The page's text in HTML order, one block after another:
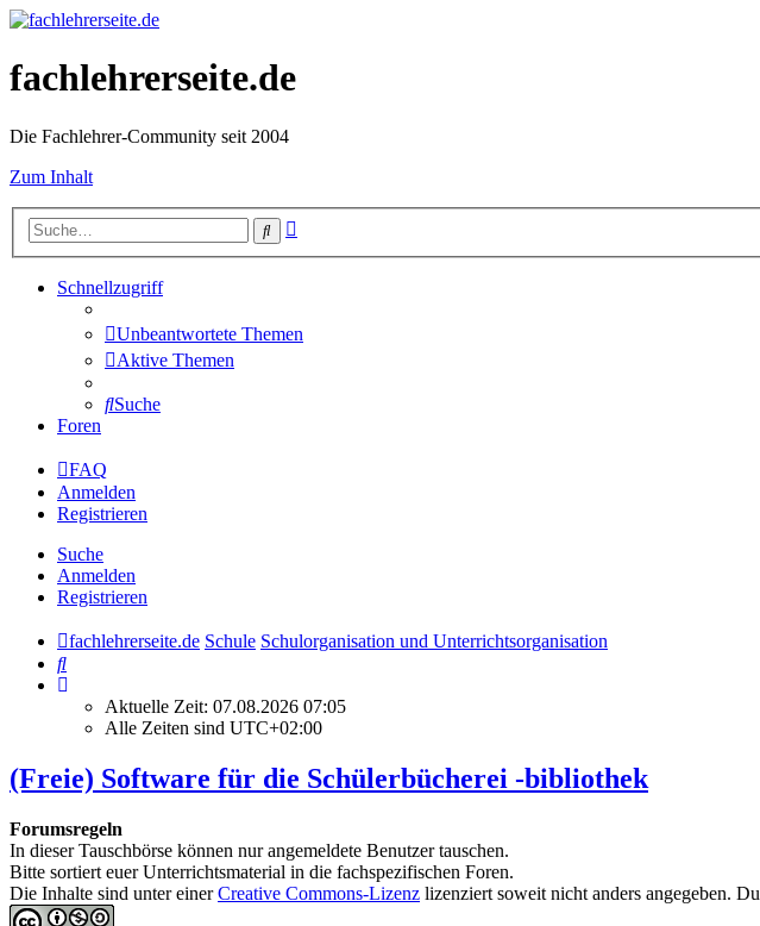
fachlehrerseite.de
Die Fachlehrer-Community seit 2004
Zum Inhalt
Suche
Schnellzugriff
Unbeantwortete Themen
Aktive Themen
Suche
Foren
FAQ
Anmelden
Registrieren
Suche
Anmelden
Registrieren
fachlehrerseite.de Schule Schulorganisation und Unterrichtsorganisation
Suche
Aktuelle Zeit: 07.08.2026 07:05
Alle Zeiten sind UTC+02:00
(Freie) Software für die Schülerbücherei -bibliothek
Forumsregeln
In dieser Tauschbörse können nur angemeldete Benutzer tauschen.
Bitte sortiert euer Unterrichtsmaterial in die fachspezifischen Foren.
Die Inhalte sind unter einerCreative Commons-Lizenz lizenziert soweit nicht anders angegeben.